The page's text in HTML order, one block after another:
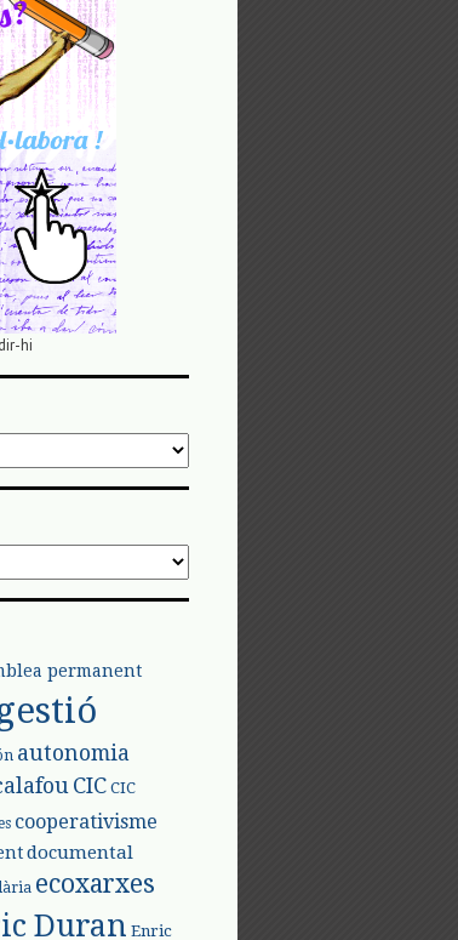
hi
permanent
autonomia
CIC CIC
cooperativisme
documental
ecoxarxes
Duran Enric